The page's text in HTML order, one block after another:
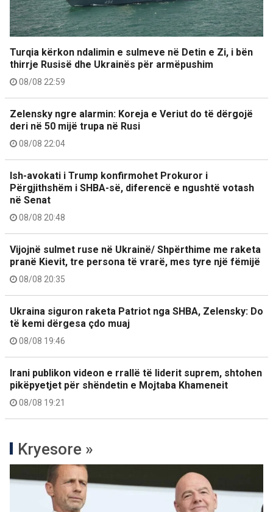
Turqia kërkon ndalimin e sulmeve në Detin e Zi, i bën
thirrje Rusisë dhe Ukrainës për armëpushim
08/08 22:59
Zelensky ngre alarmin: Koreja e Veriut do të dërgojë
deri në 50 mijë trupa në Rusi
08/08 22:04
Ish-avokati i Trump konfirmohet Prokuror i
Përgjithshëm i SHBA-së, diferencë e ngushtë votash
në Senat
08/08 20:48
Vijojnë sulmet ruse në Ukrainë/ Shpërthime me raketa
pranë Kievit, tre persona të vrarë, mes tyre një fëmijë
08/08 20:35
Ukraina siguron raketa Patriot nga SHBA, Zelensky: Do
të kemi dërgesa çdo muaj
08/08 19:46
Irani publikon videon e rrallë të liderit suprem, shtohen
pikëpyetjet për shëndetin e Mojtaba Khameneit
08/08 19:21
Kryesore »